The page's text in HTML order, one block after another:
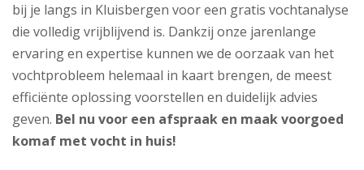
bij je langs in Kluisbergen voor een gratis vochtanalyse
die volledig vrijblijvend is. Dankzij onze jarenlange
ervaring en expertise kunnen we de oorzaak van het
vochtprobleem helemaal in kaart brengen, de meest
efficiënte oplossing voorstellen en duidelijk advies
geven. Bel nu voor een afspraak en maak voorgoed
komaf met vocht in huis!